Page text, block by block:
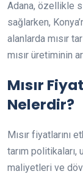
Adana, özellikle
sağlarken,
alanlarda mısır
mısır üretiminin
Mısır
Nelerdir?
Mısır fiyatlarını
tarım
maliyetleri ve